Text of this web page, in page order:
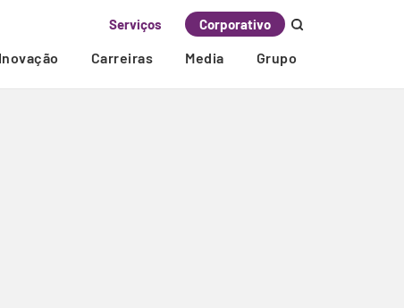
Serviços Corporativo
Inovação Carreiras Media Grupo